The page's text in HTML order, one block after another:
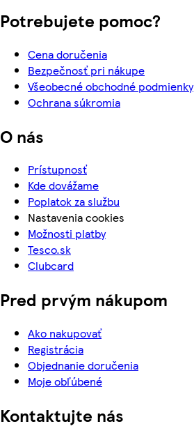
Potrebujete pomoc?
Cena doručenia
Bezpečnosť pri nákupe
Všeobecné obchodné podmienky
Ochrana súkromia
O nás
Prístupnosť
Kde dovážame
Poplatok za službu
Nastavenia cookies
Možnosti platby
Tesco.sk
Clubcard
Pred prvým nákupom
Ako nakupovať
Registrácia
Objednanie doručenia
Moje obľúbené
Kontaktujte nás